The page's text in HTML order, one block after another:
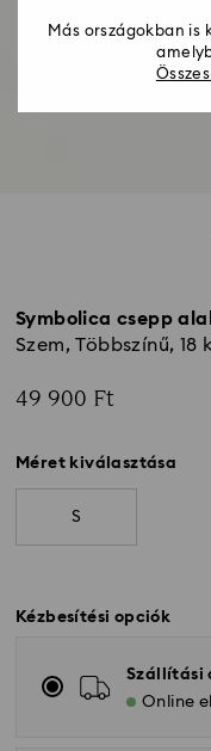
Symbolica csepp
Szem, Többszínű,
49 900 Ft
Méret kiválasztása
S
Kézbesítési opciók
Szállítási
Online
Más országokban is